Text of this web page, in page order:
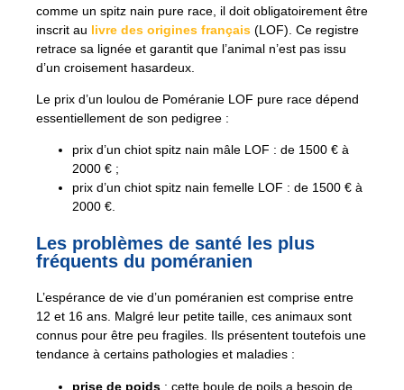
comme un spitz nain pure race, il doit obligatoirement être
inscrit au livre des origines français (LOF). Ce registre
retrace sa lignée et garantit que l’animal n’est pas issu
d’un croisement hasardeux.
Le prix d’un loulou de Poméranie LOF pure race dépend
essentiellement de son pedigree :
prix d’un chiot spitz nain mâle LOF : de 1500 € à
2000 € ;
prix d’un chiot spitz nain femelle LOF : de 1500 € à
2000 €.
Les problèmes de santé les plus
fréquents du poméranien
L’espérance de vie d’un poméranien est comprise entre
12 et 16 ans. Malgré leur petite taille, ces animaux sont
connus pour être peu fragiles. Ils présentent toutefois une
tendance à certains pathologies et maladies :
prise de poids : cette boule de poils a besoin de